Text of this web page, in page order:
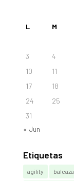
L M
3
4
10
11
17
18
24
25
31
« Jun
Etiquetas
agility balcaza